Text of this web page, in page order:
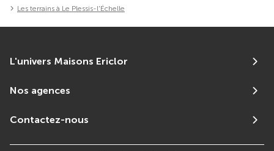
Les terrains à Le Plessis-l'Échelle
L'univers Maisons Ericlor
Nos agences
Contactez-nous